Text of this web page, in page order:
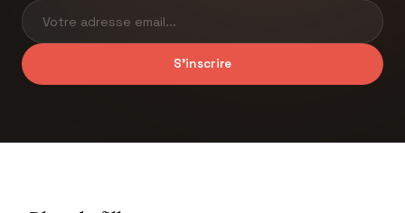
S'inscrire